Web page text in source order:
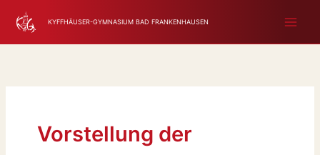
Inhalt
springen
KYFFHÄUSER-GYMNASIUM BAD FRANKENHAUSEN
Vorstellung der